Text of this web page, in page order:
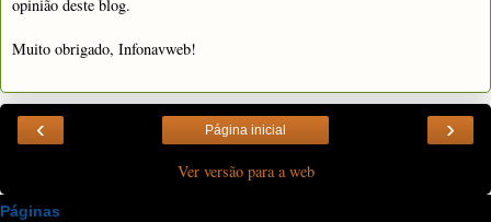
opinião deste blog.
Muito obrigado, Infonavweb!
‹ ›
Página inicial
Ver versão para a web
Páginas